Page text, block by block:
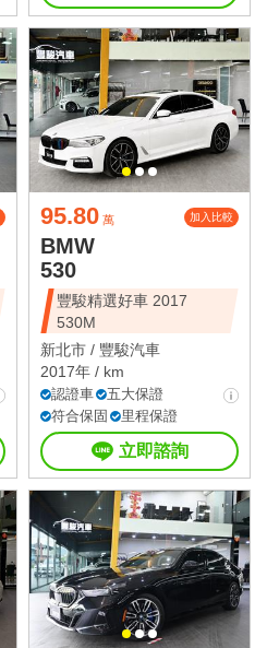
95.80 萬 加入比較
BMW
530
豐駿精選好車 2017
530M
新北市 / 豐駿汽車
2017年 / km
認證車
五大保證
符合保固
里程保證
立即諮詢